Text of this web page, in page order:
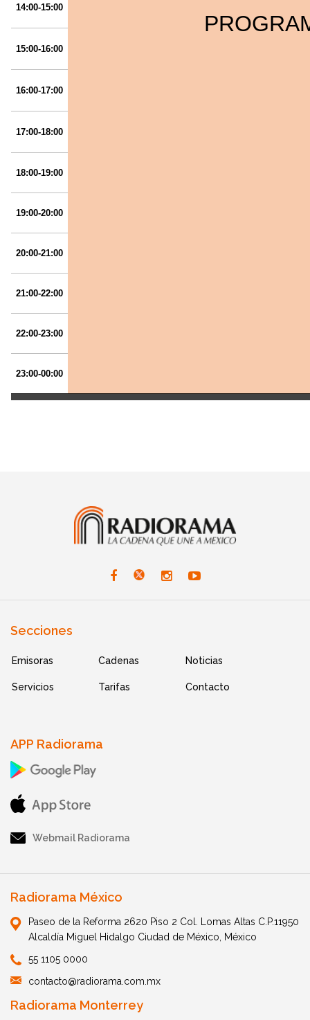
Secciones
Emisoras Cadenas Noticias
Servicios Tarifas Contacto
APP Radiorama
Webmail Radiorama
Radiorama México
Paseo de la Reforma 2620 Piso 2 Col. Lomas Altas C.P.11950
Alcaldía Miguel Hidalgo Ciudad de México, México
55 1105 0000
contacto@radiorama.com.mx
Radiorama Monterrey